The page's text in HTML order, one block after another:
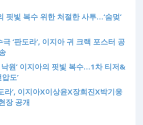
핏빛 복수 위한 처절한 사투…‘숨멎’
‘판도라’, 이지아 귀 크랙 포스터 공
낙원’ 이지아의 핏빛 복수…1차 티저&
도’
라’, 이지아X이상윤X장희진X박기웅
장 공개